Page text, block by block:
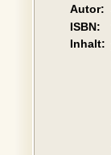
Autor:
ISBN:
Inhalt: